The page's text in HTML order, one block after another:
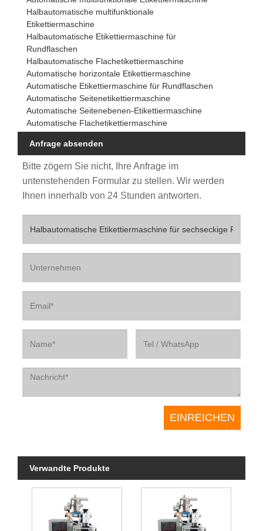
Halbautomatische multifunktionale
Etikettiermaschine
Halbautomatische Etikettiermaschine für
Rundflaschen
Halbautomatische Flachetikettiermaschine
Automatische horizontale Etikettiermaschine
Automatische Etikettiermaschine für Rundflaschen
Automatische Seitenetikettiermaschine
Automatische Seitenebenen-Etikettiermaschine
Automatische Flachetikettiermaschine
Anfrage absenden
Bitte zögern Sie nicht, Ihre Anfrage im
untenstehenden Formular zu stellen. Wir werden
Ihnen innerhalb von 24 Stunden antworten.
Verwandte Produkte